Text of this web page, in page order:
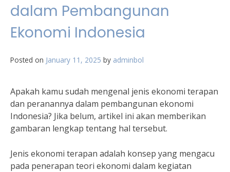
dalam Pembangunan
Ekonomi Indonesia
Posted on January 11, 2025 by adminbol
Apakah kamu sudah mengenal jenis ekonomi terapan
dan peranannya dalam pembangunan ekonomi
Indonesia? Jika belum, artikel ini akan memberikan
gambaran lengkap tentang hal tersebut.
Jenis ekonomi terapan adalah konsep yang mengacu
pada penerapan teori ekonomi dalam kegiatan